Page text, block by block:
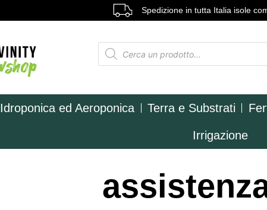
Spedizione in tutta Italia isole
Idroponica ed Aeroponica Terra e Substrati
Irrigazione